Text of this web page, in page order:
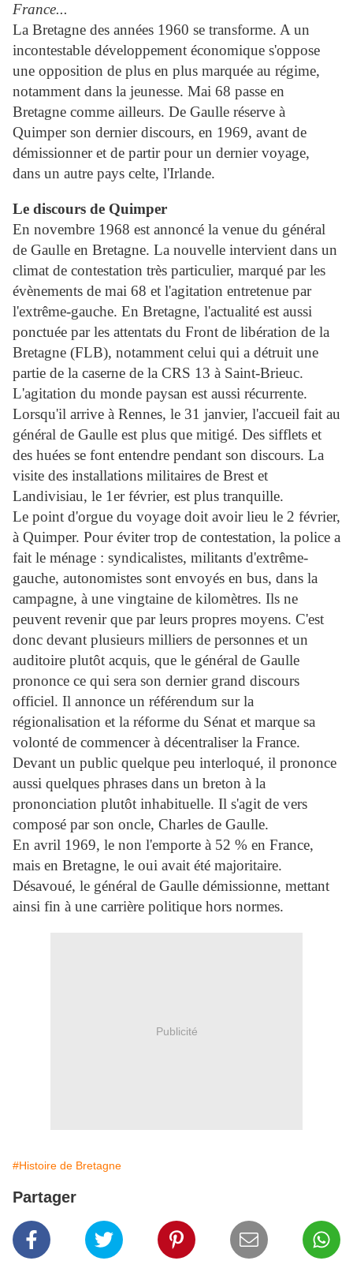
France...
La Bretagne des années 1960 se transforme. A un
incontestable développement économique s'oppose
une opposition de plus en plus marquée au régime,
notamment dans la jeunesse. Mai 68 passe en
Bretagne comme ailleurs. De Gaulle réserve à
Quimper son dernier discours, en 1969, avant de
démissionner et de partir pour un dernier voyage,
dans un autre pays celte, l'Irlande.
Le discours de Quimper
En novembre 1968 est annoncé la venue du général
de Gaulle en Bretagne. La nouvelle intervient dans un
climat de contestation très particulier, marqué par les
évènements de mai 68 et l'agitation entretenue par
l'extrême-gauche. En Bretagne, l'actualité est aussi
ponctuée par les attentats du Front de libération de la
Bretagne (FLB), notamment celui qui a détruit une
partie de la caserne de la CRS 13 à Saint-Brieuc.
L'agitation du monde paysan est aussi récurrente.
Lorsqu'il arrive à Rennes, le 31 janvier, l'accueil fait au
général de Gaulle est plus que mitigé. Des sifflets et
des huées se font entendre pendant son discours. La
visite des installations militaires de Brest et
Landivisiau, le 1er février, est plus tranquille.
Le point d'orgue du voyage doit avoir lieu le 2 février,
à Quimper. Pour éviter trop de contestation, la police a
fait le ménage : syndicalistes, militants d'extrême-
gauche, autonomistes sont envoyés en bus, dans la
campagne, à une vingtaine de kilomètres. Ils ne
peuvent revenir que par leurs propres moyens. C'est
donc devant plusieurs milliers de personnes et un
auditoire plutôt acquis, que le général de Gaulle
prononce ce qui sera son dernier grand discours
officiel. Il annonce un référendum sur la
régionalisation et la réforme du Sénat et marque sa
volonté de commencer à décentraliser la France.
Devant un public quelque peu interloqué, il prononce
aussi quelques phrases dans un breton à la
prononciation plutôt inhabituelle. Il s'agit de vers
composé par son oncle, Charles de Gaulle.
En avril 1969, le non l'emporte à 52 % en France,
mais en Bretagne, le oui avait été majoritaire.
Désavoué, le général de Gaulle démissionne, mettant
ainsi fin à une carrière politique hors normes.
Publicité
#Histoire de Bretagne
Partager